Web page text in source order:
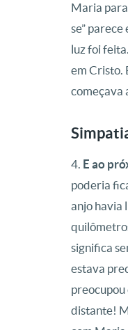
Maria para
se” parece
luz foi
em Cristo.
começava
4. E ao
poderia
anjo havia
significa
estava
preocupou
distante!